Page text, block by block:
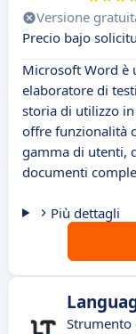
Versione
Precio bajo
Microsoft Word è
elaboratore di
storia di utilizzo
offre funzionalità
gamma di utenti,
documenti
Più dettagli
Strumento